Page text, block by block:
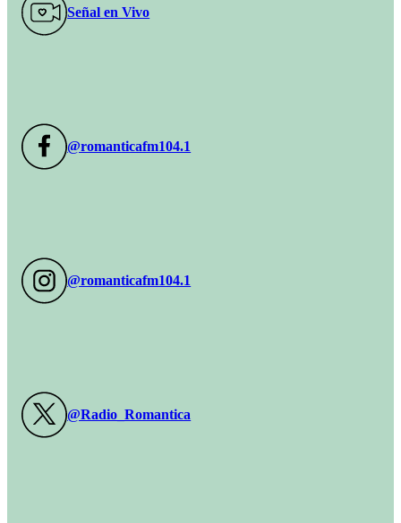
Señal en Vivo
@romanticafm104.1
@romanticafm104.1
@Radio_Romantica